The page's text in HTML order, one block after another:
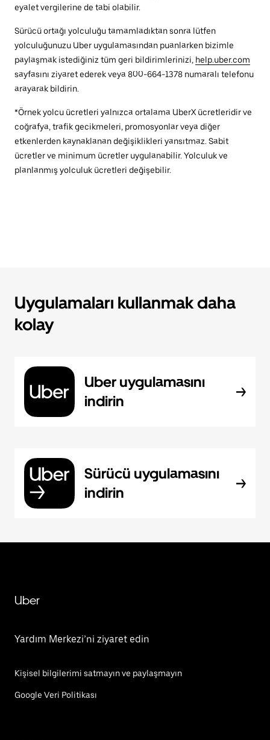
eyalet vergilerine de tabi olabilir.
Sürücü ortağı yolculuğu tamamladıktan sonra lütfen
yolculuğunuzu Uber uygulamasından puanlarken bizimle
paylaşmak istediğiniz tüm geri bildirimlerinizi, help.uber.com
sayfasını ziyaret ederek veya 800-664-1378 numaralı telefonu
arayarak bildirin.
*Örnek yolcu ücretleri yalnızca ortalama UberX ücretleridir ve
coğrafya, trafik gecikmeleri, promosyonlar veya diğer
etkenlerden kaynaklanan değişiklikleri yansıtmaz. Sabit
ücretler ve minimum ücretler uygulanabilir. Yolculuk ve
planlanmış yolculuk ücretleri değişebilir.
Uygulamaları kullanmak daha
kolay
Uber uygulamasını
indirin
Sürücü uygulamasını
indirin
Uber
Yardım Merkezi’ni ziyaret edin
Kişisel bilgilerimi satmayın ve paylaşmayın
Google Veri Politikası